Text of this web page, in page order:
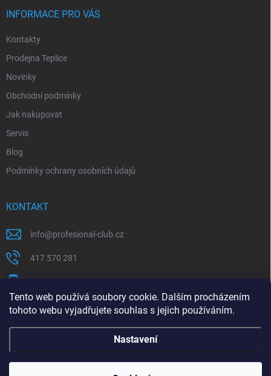
Tento web používá soubory cookie. Dalším procházením
tohoto webu vyjadřujete souhlas s jejich používáním.
Nastavení
INFORMACE PRO VÁS
Kontakty
Prodejna Teplice
Novinky
Obchodní podmínky
Jak nakupovat
Servis
Blog
Podmínky ochrany osobních údajů
KONTAKT
info@profesional-club.cz
417 570 281
Milwaukee Festool
Profesional-Club . Všechna práva vyhrazena.